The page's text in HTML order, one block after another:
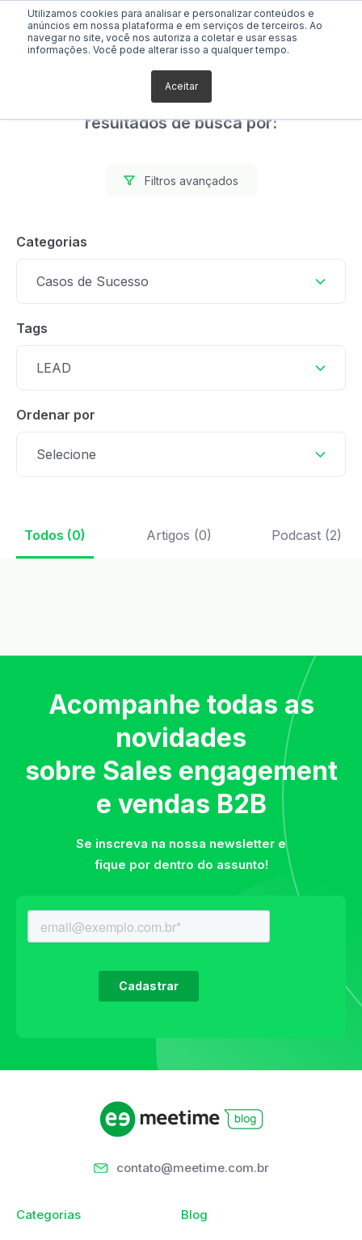
Utilizamos cookies para analisar e personalizar conteúdos e
anúncios em nossa plataforma e em serviços de terceiros. Ao
navegar no site, você nos autoriza a coletar e usar essas
informações. Você pode alterar isso a qualquer tempo.
Aceitar
Foram encontrados 0
resultados de busca por:
Filtros avançados
Categorias
Casos de Sucesso
Tags
LEAD
Ordenar por
Selecione
Todos (0) Artigos (0) Podcast (2)
Acompanhe todas as
novidades
sobre Sales engagement
e vendas B2B
Se inscreva na nossa newsletter e
fique por dentro do assunto!
contato@meetime.com.br
Categorias Blog